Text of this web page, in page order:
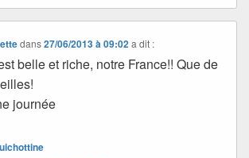
dans27/06/2013 à 09:02 a dit :
belle et riche, notre France!! Que de
journée